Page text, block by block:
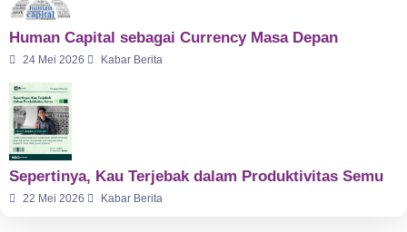
Human Capital sebagai Currency Masa Depan
24 Mei 2026 Kabar Berita
Sepertinya, Kau Terjebak dalam Produktivitas Semu
22 Mei 2026 Kabar Berita